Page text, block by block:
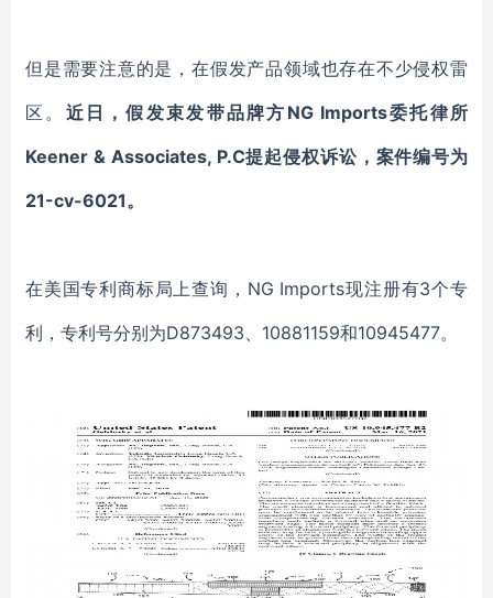
但是需要注意的是，在假发产品领域也存在不少侵权雷
区。 近日，假发束发带品牌方 NG Imports委托律所
Keener & Associates, P.C提起侵权诉讼，案件编号为
21-cv-6021。
在美国专利商标局上查询， NG Imports现注册有3个专
利，专利号分别为D873493、10881159和10945477。